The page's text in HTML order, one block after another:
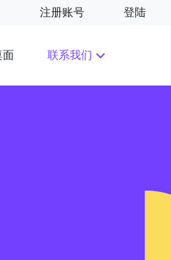
注册账号 登陆
面 联系我们